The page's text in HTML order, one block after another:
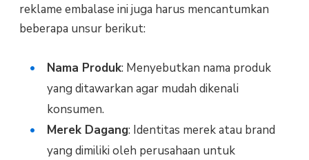
reklame embalase ini juga harus mencantumkan
beberapa unsur berikut:
Nama Produk: Menyebutkan nama produk
yang ditawarkan agar mudah dikenali
konsumen.
Merek Dagang: Identitas merek atau brand
yang dimiliki oleh perusahaan untuk